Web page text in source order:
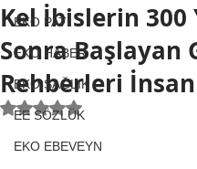
EKO PATİ
EKO HABER
EKO SAĞLIK
EE SÖZLÜK
EKO EBEVEYN
Kel İbislerin 300
Sonra Başlayan
Rehberleri İnsan
5 üzerinden NaN yıldız